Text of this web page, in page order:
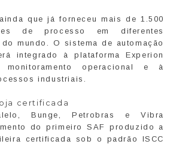
que já forneceu mais de 1.500
de processo em diferentes
mundo. O sistema de automação
integrado à plataforma Experion
operacional e à
industriais.
certificada
Bunge, Petrobras e Vibra
do primeiro SAF produzido a
certificada sob o padrão ISCC